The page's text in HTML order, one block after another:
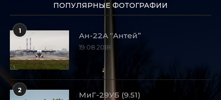
ПОПУЛЯРНЫЕ ФОТОГРАФИИ
1
Ан-22А “Антей”
19.08.2018
2
МиГ-29УБ (9.51)